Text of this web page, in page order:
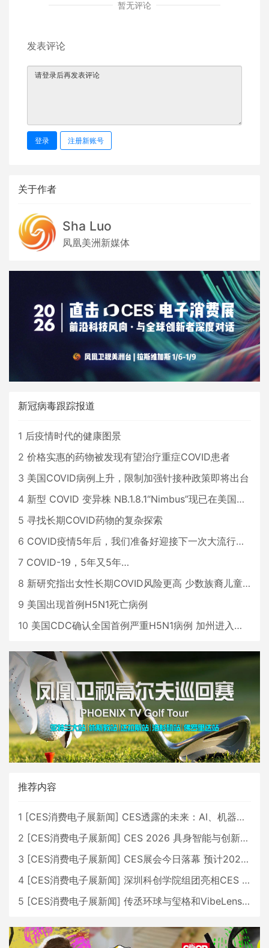
暂无评论
发表评论
登录 注册新账号
关于作者
Sha Luo
凤凰美洲新媒体
新冠病毒跟踪报道
1 后疫情时代的健康图景
2 价格实惠的药物被发现有望治疗重症COVID患者
3 美国COVID病例上升，限制加强针接种政策即将出台
4 新型 COVID 变异株 NB.1.8.1“Nimbus”现已在美国占据主导地位
5 寻找长期COVID药物的复杂探索
6 COVID疫情5年后，我们准备好迎接下一次大流行了吗？
7 COVID-19，5年又5年…
8 新研究指出女性长期COVID风险更高 少数族裔儿童存在差异
9 美国出现首例H5N1死亡病例
10 美国CDC确认全国首例严重H5N1病例 加州进入紧急状态
推荐内容
1 [CES消费电子展新闻] CES透露的未来：AI、机器人与智能生活大爆发
2 [CES消费电子展新闻] CES 2026 具身智能与创新领域 中国公司大放异彩
3 [CES消费电子展新闻] CES展会今日落幕 预计2026行业收入将超五千亿美元
4 [CES消费电子展新闻] 深圳科创学院组团亮相CES 广受好评
5 [CES消费电子展新闻] 传丞环球与玺格和VibeLens共同推出全新耳机